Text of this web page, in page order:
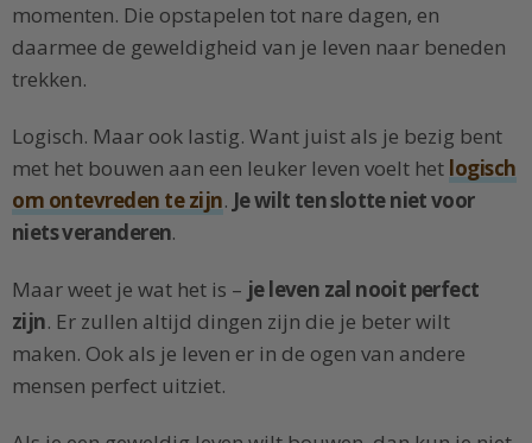
momenten. Die opstapelen tot nare dagen, en
daarmee de geweldigheid van je leven naar beneden
trekken.
Logisch. Maar ook lastig. Want juist als je bezig bent
met het bouwen aan een leuker leven voelt het logisch
om ontevreden te zijn. Je wilt ten slotte niet voor
niets veranderen.
Maar weet je wat het is – je leven zal nooit perfect
zijn. Er zullen altijd dingen zijn die je beter wilt
maken. Ook als je leven er in de ogen van andere
mensen perfect uitziet.